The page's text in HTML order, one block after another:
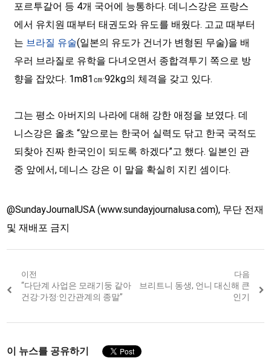
포르투갈어 등 4개 국어에 능통하다. 데니스강은 프랑스
에서 유치원 때부터 태권도와 유도를 배웠다. 고교 때부터
는 브라질 유술(일본의 유도가 건너가 변형된 무술)을 배
우러 브라질로 유학을 다녀오면서 종합격투기 쪽으로 방
향을 잡았다. 1m81㎝·92kg의 체격을 갖고 있다.
그는 평소 아버지의 나라에 대해 강한 애정을 보였다. 데
니스강은 올초 “앞으로는 한국어 실력도 닦고 한국 국적도
되찾아 진짜 한국인이 되도록 하겠다”고 했다. 일본인 관
중 앞에서, 데니스 강은 이 말을 확실히 지킨 셈이다.
@SundayJournalUSA (www.sundayjournalusa.com), 무단 전재
및 재배포 금지
Post
navigation
이전
Previous
post:
“다단계 사업은 모래기둥 같아
건강·가정·인간관계의 종말”
다음
Next
브리트니 동생, 언니 대신해 큰
인기
이 뉴스를 공유하기